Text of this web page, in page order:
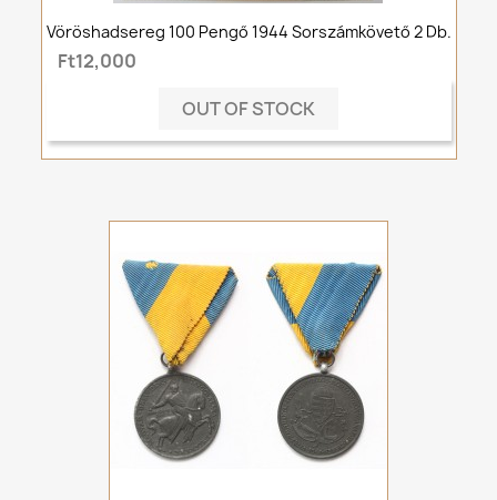
Vöröshadsereg 100 Pengő 1944 Sorszámkövető 2 Db.
Ft12,000
OUT OF STOCK